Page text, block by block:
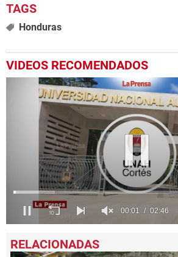
Honduras
VIDEOS RECOMENDADOS
seconds
of